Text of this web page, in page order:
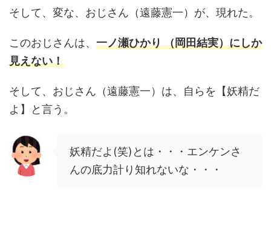
そして、変な、おじさん（遠藤憲一）が、現れた。
このおじさんは、 一ノ瀬ひかり （岡田結実）にしか
見えない！
そして、おじさん（遠藤憲一）は、自らを【妖精だ
よ】と言う。
妖精だよ(笑)とは・・・エンケンさ
んの底力計り知れないな・・・